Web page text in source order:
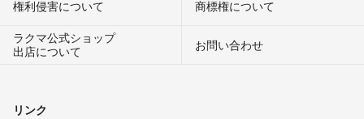
権利侵害について
商標権について
ラクマ公式ショップ
出店について
お問い合わせ
リンク